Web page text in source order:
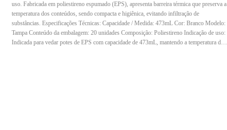
uso. Fabricada em poliestireno espumado (EPS), apresenta barreira térmica que preserva a
temperatura dos conteúdos, sendo compacta e higiênica, evitando infiltração de
substâncias. Especificações Técnicas: Capacidade / Medida: 473mL Cor: Branco Modelo:
Tampa Conteúdo da embalagem: 20 unidades Composição: Poliestireno Indicação de uso:
Indicada para vedar potes de EPS com capacidade de 473mL, mantendo a temperatura de